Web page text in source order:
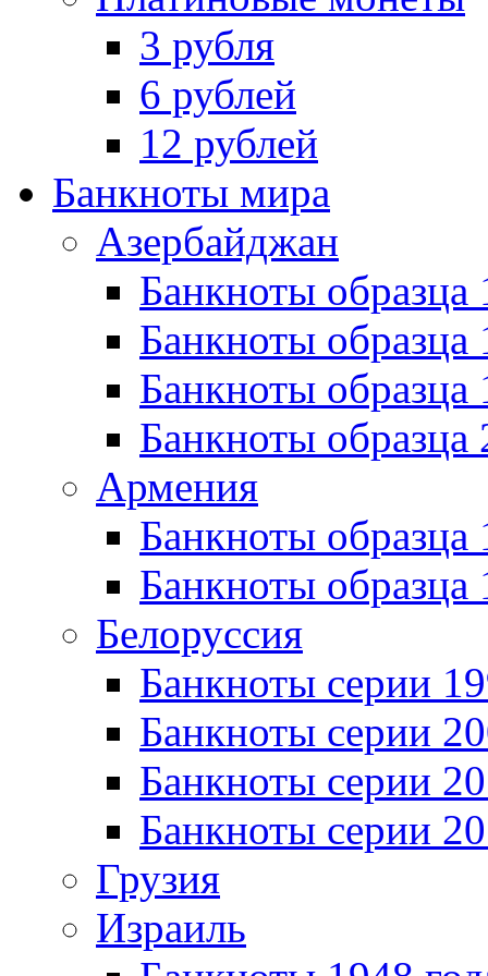
3 рубля
6 рублей
12 рублей
Банкноты мира
Азербайджан
Банкноты образца
Банкноты образца
Банкноты
Банкноты образца
Армения
Банкноты образца
Банкноты образца
Белоруссия
Банкноты серии
Банкноты серии
Банкноты серии
Банкноты серии
Грузия
Израиль